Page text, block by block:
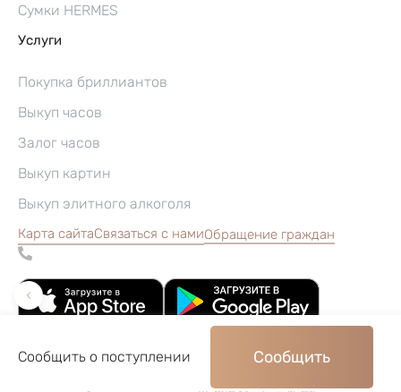
Сообщить о поступлении Сообщить
Сумки HERMES
Услуги
Покупка бриллиантов
Выкуп часов
Залог часов
Выкуп картин
Выкуп элитного алкоголя
Карта сайтаСвязаться с намиОбращение граждан
©2004–2026, Часовой ломбард «Перспектива»